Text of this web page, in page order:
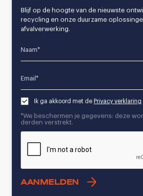
Blijf op de hoogte van de nieuwste
recycling en onze duurzame
afvalverwerking.
Name*
Email*
Ik ga akkoord met de Privacy verklaring
*We beschermen je gegevens: deze
derden verstrekt.